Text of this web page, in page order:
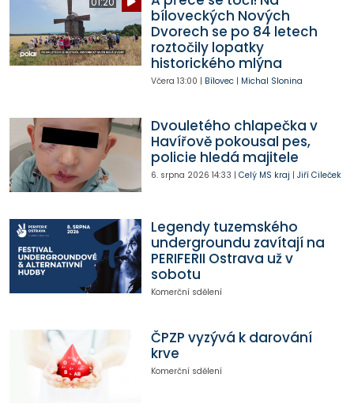
bíloveckých Nových
Dvorech se po 84 letech
roztočily lopatky
historického mlýna
Včera 13:00 | Bílovec| Michal Slonina
Dvouletého chlapečka v
Havířově pokousal pes,
policie hledá majitele
6. srpna 2026 14:33 | Celý MS kraj | Jiří Cileček
Legendy tuzemského
undergroundu zavítají na
PERIFERII Ostrava už v
sobotu
Komerční sdělení
ČPZP vyzývá k darování
krve
Komerční sdělení